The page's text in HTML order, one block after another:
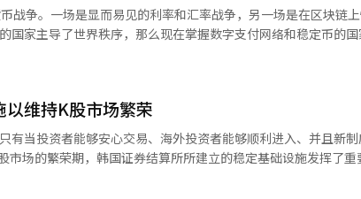
规是我们不可妥协的绝对标准，请在反洗钱（AML）、客户识
）等所有领域，最完美地遵守相关法规和全球标准。” 最后，他提
制度的整顿过程中，我们应成为最模范地执行监管机构指导方
产咨询持有的코빗股票规模将从原来的2690万5842股增至
个百分点。※ 本报道经人工智能（AI）系统翻译与编辑。
战争。一场是显而易见的利率和汇率战争，另一场是在区块链
国家主导了世界秩序，那么现在掌握数字支付网络和稳定币的
全球金融学会政策研讨会象征性地展示了这一时代变革。以“代
为跟随秩序的消费国。目前，基于美元的稳定币市值已超过
或美国国债市场相比，但其增长速度已超越传统金融体系。重
款、在线支付和数字资产交易的核心基础设施。美国并不将其
字时代的“新布雷顿森林体系”。如果过去通过美元捆绑石油
块链上建立数字美元体系。尤其是美国国债的代币化具有非常
维持K股市场繁荣
有当投资者能够安心交易、海外投资者能够顺利进入、并且新
券结算所今年迎来了成立52周年。随着K股市场的复兴，外资投